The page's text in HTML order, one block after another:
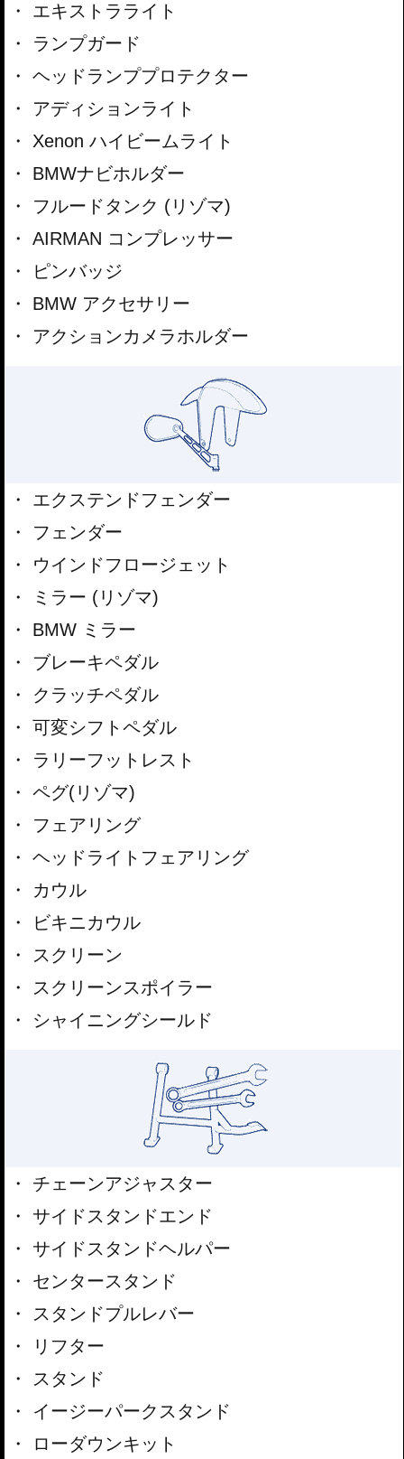
エキストラライト
ランプガード
ヘッドランププロテクター
アディションライト
Xenon ハイビームライト
BMWナビホルダー
フルードタンク (リゾマ)
AIRMAN コンプレッサー
ピンバッジ
BMW アクセサリー
アクションカメラホルダー
エクステンドフェンダー
フェンダー
ウインドフロージェット
ミラー (リゾマ)
BMW ミラー
ブレーキペダル
クラッチペダル
可変シフトペダル
ラリーフットレスト
ペグ(リゾマ)
フェアリング
ヘッドライトフェアリング
カウル
ビキニカウル
スクリーン
スクリーンスポイラー
シャイニングシールド
チェーンアジャスター
サイドスタンドエンド
サイドスタンドヘルパー
センタースタンド
スタンドプルレバー
リフター
スタンド
イージーパークスタンド
ローダウンキット